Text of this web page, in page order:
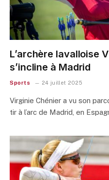
L’archère lavalloise
s’incline à Madrid
Sports 24 juillet 2025
Virginie Chénier a vu son
tir à l’arc de Madrid, en